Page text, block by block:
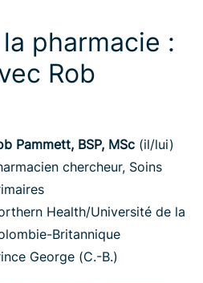
pharmacie :
Rob
Pammett, BSP, MSc (il/lui)
chercheur, Soins
Health/Université de la
Britannique
George (C.-B.)